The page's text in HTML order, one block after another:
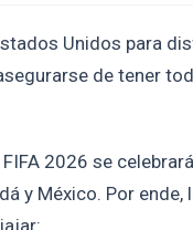
Unidos para
de tener
FIFA 2026 se
y México. Por